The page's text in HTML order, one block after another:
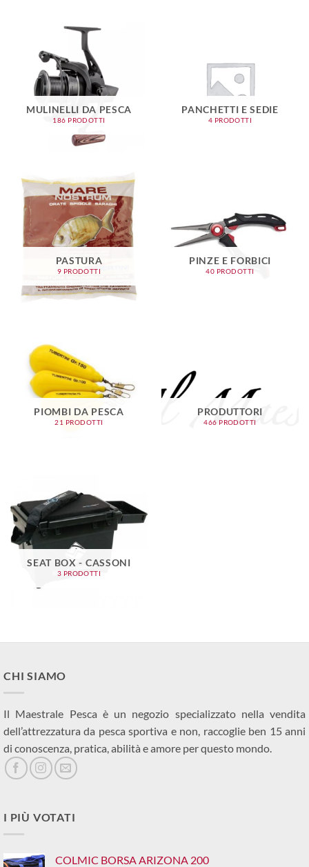
MULINELLI DA PESCA
186 PRODOTTI
PANCHETTI E SEDIE
4 PRODOTTI
PASTURA
9 PRODOTTI
PINZE E FORBICI
40 PRODOTTI
PIOMBI DA PESCA
21 PRODOTTI
PRODUTTORI
466 PRODOTTI
SEAT BOX - CASSONI
3 PRODOTTI
CHI SIAMO
Il Maestrale Pesca è un negozio specializzato nella vendita
dell’attrezzatura da pesca sportiva e non, raccoglie ben 15 anni
di conoscenza, pratica, abilità e amore per questo mondo.
I PIÙ VOTATI
COLMIC BORSA ARIZONA 200